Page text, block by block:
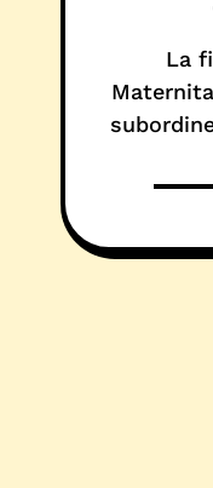
La
fost
incident
sălilor de